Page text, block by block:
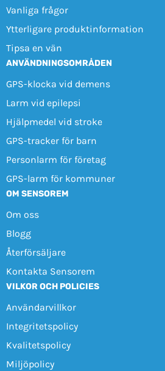
Vanliga frågor
Ytterligare produktinformation
Tipsa en vän
ANVÄNDNINGSOMRÅDEN
GPS-klocka vid demens
Larm vid epilepsi
Hjälpmedel vid stroke
GPS-tracker för barn
Personlarm för företag
GPS-larm för kommuner
OM SENSOREM
Om oss
Blogg
Återförsäljare
Kontakta Sensorem
VILKOR OCH POLICIES
Användarvillkor
Integritetspolicy
Kvalitetspolicy
Miljöpolicy